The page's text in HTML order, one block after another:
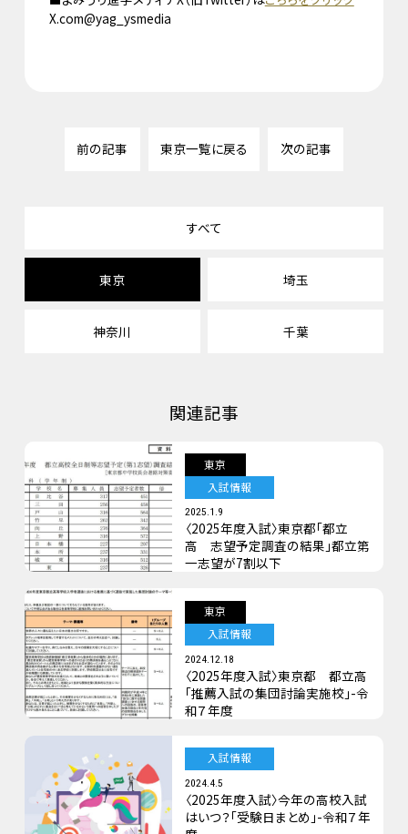
X.com@yag_ysmedia
前の記事 東京一覧に戻る 次の記事
すべて
東京 埼玉
神奈川 千葉
関連記事
東京
入試情報
2025.1.9
〈2025年度入試〉東京都「都立
高 志望予定調査の結果」都立第
一志望が7割以下
東京
入試情報
2024.12.18
〈2025年度入試〉東京都 都立高
「推薦入試の集団討論実施校」-令
和７年度
入試情報
2024.4.5
〈2025年度入試〉今年の高校入試
はいつ？「受験日まとめ」-令和７年